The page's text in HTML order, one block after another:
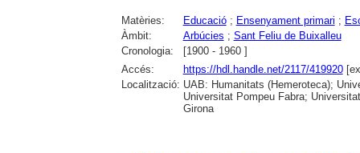
Matèries: Educació; Ensenyament primari ;
Àmbit:
Arbúcies ; Sant Feliu de Buixalleu
Cronologia:
[1900 - 1960 ]
Accés:
https://hdl.handle.net/2117/419920
Localització: UAB: Humanitats (Hemeroteca);
Universitat Pompeu Fabra;
Girona